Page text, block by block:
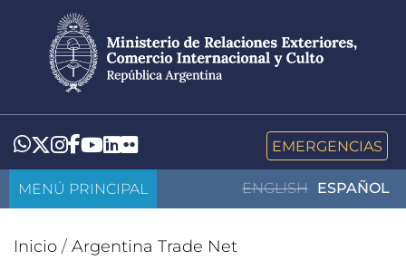
contenido
principal
Whatsapp
Twitter
Instagram
Facebook
YouTube
LinkedIn
Flickr EMERGENCIAS
ENGLISH ESPAÑOL
MENÚ PRINCIPAL
Inicio / Argentina Trade Net